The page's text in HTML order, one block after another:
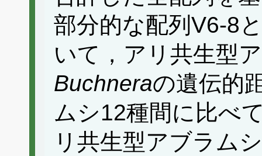
部分的な配列V6-8
いて，アリ共生型
Buchneraの遺伝的
ムシ12種間に比べ
リ共生型アブラム